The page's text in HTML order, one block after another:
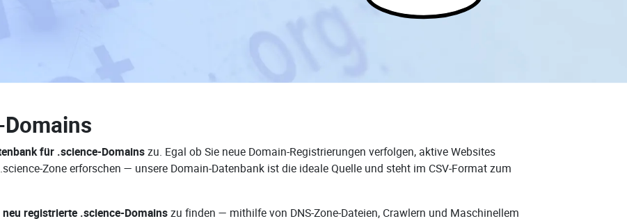
für .science-Domainszu. Egal ob Sie neue Domain-Registrierungen verfolgen, aktive Websites
Zone erforschen — unsere Domain-Datenbank ist die ideale Quelle und steht im CSV-Format zum
neu registrierte .science-Domainszu finden — mithilfe von DNS-Zone-Dateien, Crawlern und Maschinellem